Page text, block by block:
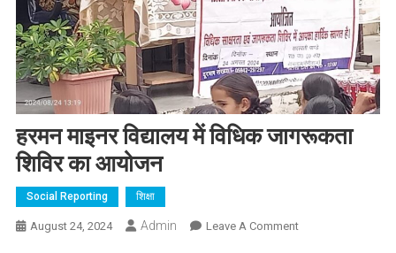
हरमन माइनर विद्यालय में विधिक जागरूकता
शिविर का आयोजन
Social Reporting शिक्षा
August 24, 2024 Admin Leave A CommentOn